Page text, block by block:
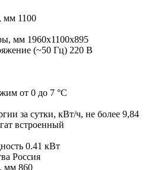
мм 1100
мм 1960х1100х895
(~50 Гц) 220 В
от 0 до 7 °C
за сутки, кВт/ч, не более 9,84
встроенный
0.41 кВт
Россия
мм 860